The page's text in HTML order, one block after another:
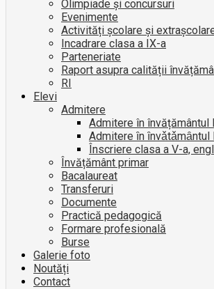
Olimpiade și concursuri
Evenimente
Activități școlare și
Incadrare clasa a IX-a
Parteneriate
Raport asupra calității
RI
Elevi
Admitere
Admitere în
Admitere ȋn ȋnvǎtǎmȃntul
Înscriere clasa a V-a,
Învățământ primar
Bacalaureat
Transferuri
Documente
Practică pedagogică
Formare profesională
Burse
Galerie foto
Noutăți
Contact